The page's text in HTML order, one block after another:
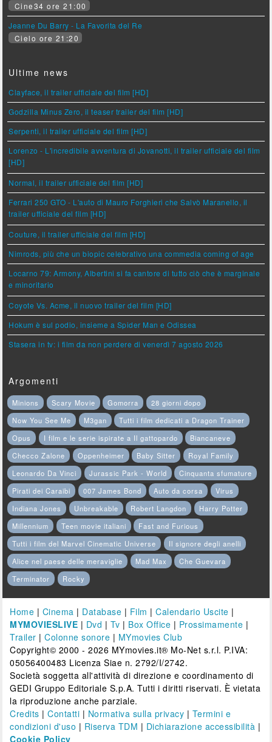
Cine34 ore 21:00
Jeanne Du Barry - La Favorita del Re
Cielo ore 21:20
Ultime news
Clayface, il trailer ufficiale del film [HD]
Godzilla Minus Zero, il teaser trailer del film [HD]
Serpenti, il trailer ufficiale del film [HD]
Lorenzo - L'incredibile avventura di Jovanotti, il trailer ufficiale del film
[HD]
Normal, il trailer ufficiale del film [HD]
Ferrari 250 GTO - L'auto di Mauro Forghieri che Salvò Maranello, il
trailer ufficiale del film [HD]
Couture, il trailer ufficiale del film [HD]
Nimrods, più che un biopic celebrativo una commedia coming of age
Locarno 79: Armony, Albertini si fa cantore di tutto ciò che è marginale
e minoritario
Coyote Vs. Acme, il nuovo trailer del film [HD]
Hokum è sul podio, insieme a Spider Man e Odissea
Stasera in tv: i film da non perdere di venerdì 7 agosto 2026
Argomenti
Minions Scary Movie Gomorra
28 giorni dopo
Now You See Me
M3gan
Tutti i film dedicati a Dragon Trainer
Opus
I film e le serie ispirate a Il gattopardo
Biancaneve
Checco Zalone
Oppenheimer Baby Sitter
Royal Family
Leonardo Da Vinci
Jurassic Park - World
Cinquanta sfumature
Pirati dei Caraibi
007 James Bond Auto da corsa
Virus
Indiana Jones
Unbreakable Robert Langdon
Harry Potter
Millennium
Teen movie italiani
Fast and Furious
Tutti i film del Marvel Cinematic Universe
Il signore degli anelli
Alice nel paese delle meraviglie
Mad Max
Che Guevara
Terminator
Rocky
Home | Cinema | Database | Film |Calendario Uscite |
MYMOVIESLIVE | Dvd | Tv | Box Office | Prossimamente |
Trailer |Colonne sonore | MYmovies Club
Copyright© 2000 - 2026 MYmovies.it® Mo-Net s.r.l. P.IVA:
05056400483 Licenza Siae n. 2792/I/2742.
Società soggetta all'attività di direzione e coordinamento di
GEDI Gruppo Editoriale S.p.A. Tutti i diritti riservati. È vietata
la riproduzione anche parziale.
Credits |Contatti | Normativa sulla privacy | Termini e
condizioni d'uso | Riserva TDM | Dichiarazione accessibilità |
Cookie Policy